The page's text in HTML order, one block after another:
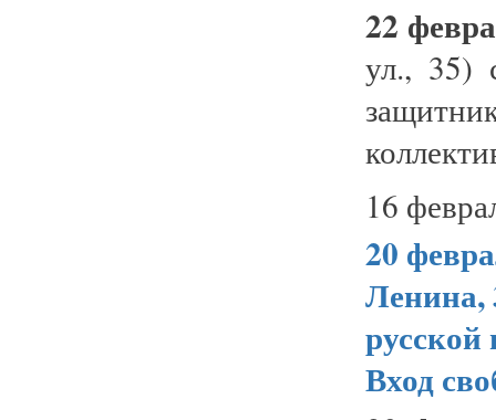
22
ул., 35)
16
20
Ленина,
Вход